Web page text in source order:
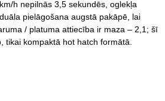
h nepilnās 3,5 sekundēs, oglekļa
pielāgošana augstā pakāpē, lai
/ platuma attiecība ir maza – 2,1; šī
kompaktā hot hatch formātā.